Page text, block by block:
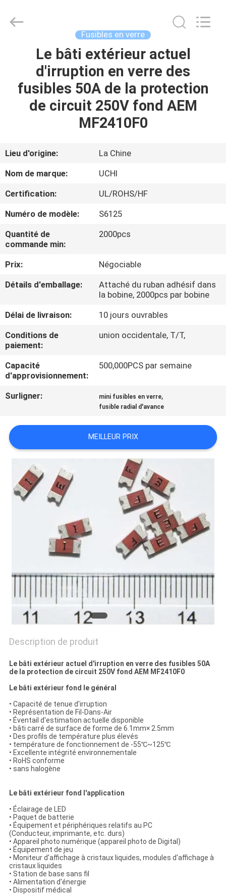
MAISON
PRODUITS
EXPOSITION
VR
SUJET
DE
NOUS
VISITE
D'USINE
CONTRÔLE
DE
QUALITÉ
CONTACTEZ-
NOUS
NOUVELLES
DEMANDEZ
UNE
CITATION
PRIVACY
POLICY
Co.,Ltd.
Fusibles en verre
Le bâti extérieur actuel
d'irruption en verre des
fusibles 50A de la protection
de circuit 250V fond AEM
MF2410F0
Lieu d'origine:
La Chine
Nom de marque:
UCHI
Certification:
UL/ROHS/HF
Numéro de modèle:
S6125
Quantité de
commande min:
2000pcs
Prix:
Négociable
Détails d'emballage:
Attaché du ruban adhésif dans
la bobine, 2000pcs par bobine
Délai de livraison:
10 jours ouvrables
Conditions de
paiement:
union occidentale, T/T,
Capacité
d'approvisionnement:
500,000PCS par semaine
Surligner: mini fusibles en verre,
fusible radial d'avance
MEILLEUR PRIX
Description de produit
Le bâti extérieur actuel d'irruption en verre des fusibles 50A
de la protection de circuit 250V fond AEM MF2410F0
Le bâti extérieur fond le général
• Capacité de tenue d'irruption
• Représentation de Fil-Dans-Air
• Éventail d'estimation actuelle disponible
• bâti carré de surface de forme de 6.1mm× 2.5mm
• Des profils de température plus élevés
• température de fonctionnement de -55℃~125℃
• Excellente intégrité environnementale
• RoHS conforme
• sans halogène
Le bâti extérieur fond l'application
• Éclairage de LED
• Paquet de batterie
• Équipement et périphériques relatifs au PC
(Conducteur, imprimante, etc. durs)
• Appareil photo numérique (appareil photo de Digital)
• Équipement de jeu
• Moniteur d'affichage à cristaux liquides, modules d'affichage à
cristaux liquides
• Station de base sans fil
• Alimentation d'énergie
• Dispositif médical